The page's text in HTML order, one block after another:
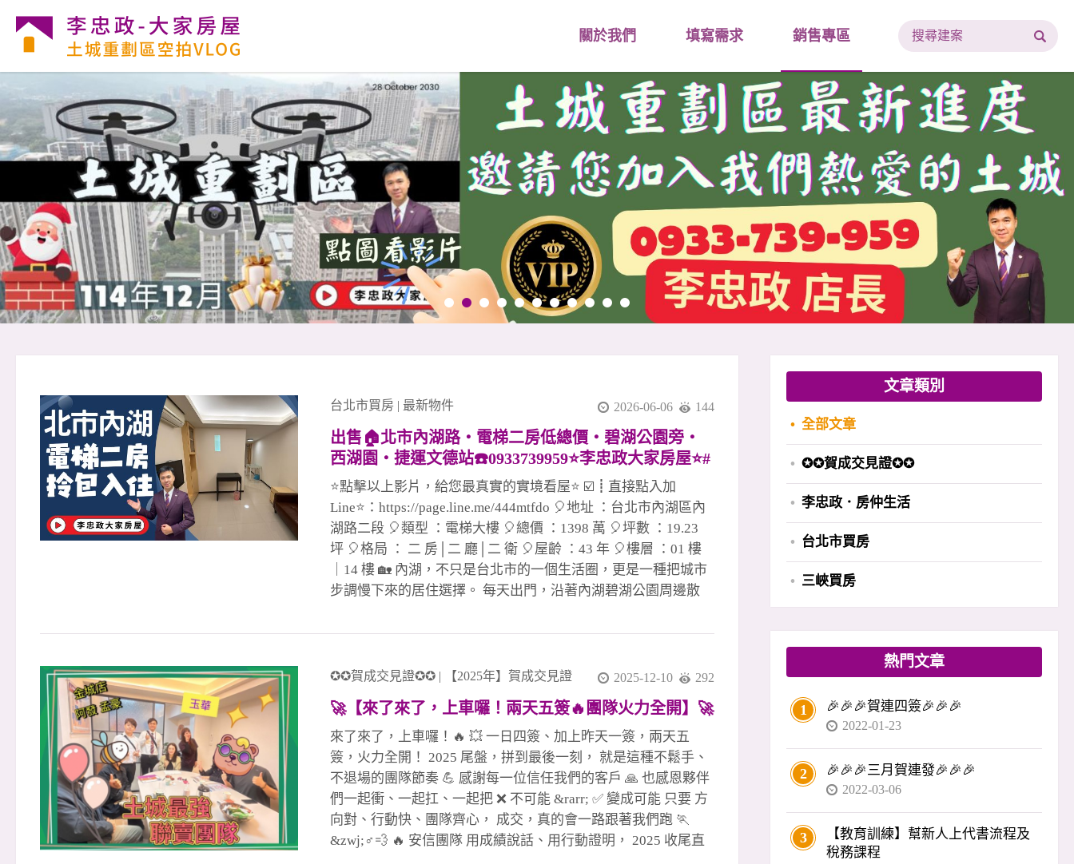
關於我們 填寫需求 銷售專區
台北市買房 | 最新物件 2026-06-06 144
出售🏠北市內湖路・電梯二房低總價・碧湖公園旁・
西湖園・捷運文德站☎️0933739959⭐李忠政大家房屋⭐#
房地產#買房#土城金城武#房仲
⭐點擊以上影片，給您最真實的實境看屋⭐ ☑️┋直接點入加
Line⭐：https://page.line.me/444mtfdo 🎈地址 ：台北市內湖區內
湖路二段 🎈類型 ：電梯大樓 🎈總價 ：1398 萬 🎈坪數 ：19.23
坪 🎈格局 ： 二 房│二 廳│二 衛 🎈屋齡 ：43 年 🎈樓層 ：01 樓
｜14 樓 🏡 內湖，不只是台北市的一個生活圈，更是一種把城市
步調慢下來的居住選擇。 每天出門，沿著內湖碧湖公園周邊散
日常就能擁有接近自然的放鬆感。 早晨可以在湖畔慢慢走一圈，
散步的時間，把白天的忙碌慢慢放下 🚶&zwj;♂️☕ 對許多人來
活節奏。 📍 生活機能方面，周邊有文德路、內湖路二段商圈，
日常採買、餐飲、小吃、咖啡、超商、診所等需求都能輕鬆滿足
🛒🍜☕ 從住家出發，距離捷運文德站約850公尺，步行約12分鐘
可達 🚇 不貼近捷運站的喧囂，卻保有通勤
✪✪賀成交見證✪✪ | 【2025年】賀成交見證 2025-12-10 292
🚀【來了來了，上車囉！兩天五簽🔥團隊火力全開】🚀
來了來了，上車囉！🔥 💥 一日四簽、加上昨天一簽，兩天五
簽，火力全開！ 2025 尾盤，拼到最後一刻， 就是這種不鬆手、
不退場的團隊節奏 💪 感謝每一位信任我們的客戶 🙏 也感恩夥伴
們一起衝、一起扛、一起把 ❌ 不可能 &rarr; ✅ 變成可能 只要 方
向對、行動快、團隊齊心， 成交，真的會一路跟著我們跑 🏃
&zwj;♂️💨 🔥 安信團隊 用成績說話、用行動證明， 2025 收尾直
文章類別
全部文章
✪✪賀成交見證✪✪
李忠政．房仲生活
台北市買房
三峽買房
熱門文章
1 🎉🎉🎉賀連四簽🎉🎉🎉
2022-01-23
2 🎉🎉🎉三月賀連發🎉🎉🎉
2022-03-06
3
【教育訓練】幫新人上代書流程及
稅務課程